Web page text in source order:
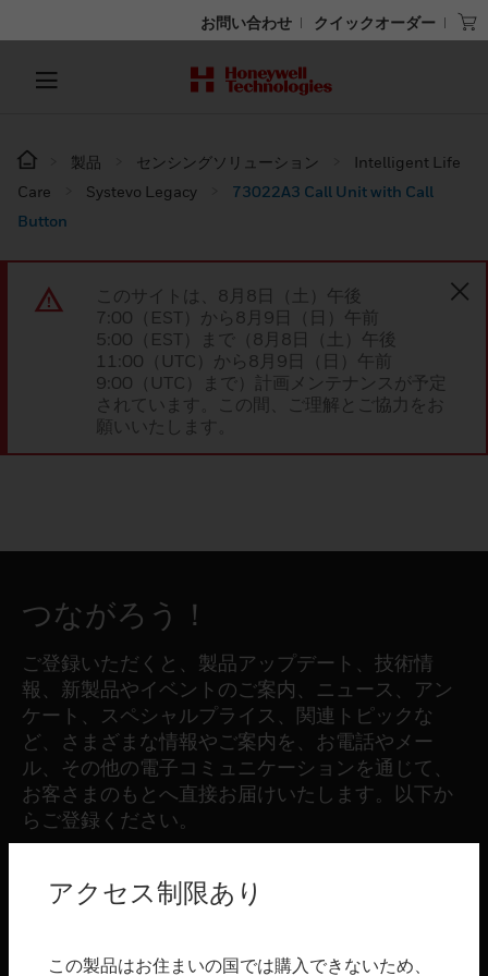
お問い合わせ クイックオーダー
製品 センシングソリューション
Intelligent Life
Care
Systevo Legacy
73022A3 Call Unit with Call
Button
このサイトは、8月8日（土）午後
7:00（EST）から8月9日（日）午前
5:00（EST）まで（8月8日（土）午後
11:00（UTC）から8月9日（日）午前
9:00（UTC）まで）計画メンテナンスが予定
されています。この間、ご理解とご協力をお
願いいたします。
つながろう！
ご登録いただくと、製品アップデート、技術情
報、新製品やイベントのご案内、ニュース、アン
ケート、スペシャルプライス、関連トピックな
ど、さまざまな情報やご案内を、お電話やメー
ル、その他の電子コミュニケーションを通じて、
お客さまのもとへ直接お届けいたします。以下か
らご登録ください。
登録する
製品
アクセス制限あり
この製品はお住まいの国では購入できないため、